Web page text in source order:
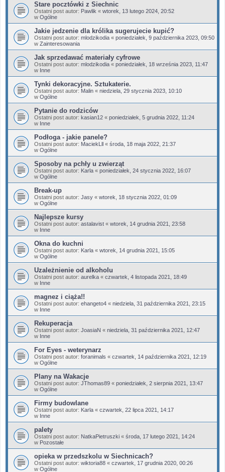
Stare pocztówki z Siechnic
Ostatni post autor: Pawlik « wtorek, 13 lutego 2024, 20:52
w Ogólne
Jakie jedzenie dla królika sugerujecie kupić?
Ostatni post autor: mlodzikodia « poniedziałek, 9 października 2023, 09:50
w Zainteresowania
Jak sprzedawać materiały cyfrowe
Ostatni post autor: mlodzikodia « poniedziałek, 18 września 2023, 11:47
w Inne
Tynki dekoracyjne. Sztukaterie.
Ostatni post autor: Malin « niedziela, 29 stycznia 2023, 10:10
w Ogólne
Pytanie do rodziców
Ostatni post autor: kasian12 « poniedziałek, 5 grudnia 2022, 11:24
w Inne
Podłoga - jakie panele?
Ostatni post autor: MaciekLll « środa, 18 maja 2022, 21:37
w Ogólne
Sposoby na pchły u zwierząt
Ostatni post autor: Karla « poniedziałek, 24 stycznia 2022, 16:07
w Ogólne
Break-up
Ostatni post autor: Jasy « wtorek, 18 stycznia 2022, 01:09
w Ogólne
Najlepsze kursy
Ostatni post autor: astalavist « wtorek, 14 grudnia 2021, 23:58
w Inne
Okna do kuchni
Ostatni post autor: Karla « wtorek, 14 grudnia 2021, 15:05
w Ogólne
Uzależnienie od alkoholu
Ostatni post autor: aurelka « czwartek, 4 listopada 2021, 18:49
w Inne
magnez i ciąża!!
Ostatni post autor: ehangeto4 « niedziela, 31 października 2021, 23:15
w Inne
Rekuperacja
Ostatni post autor: JoasiaN « niedziela, 31 października 2021, 12:47
w Inne
For Eyes - weterynarz
Ostatni post autor: foranimals « czwartek, 14 października 2021, 12:19
w Ogólne
Plany na Wakacje
Ostatni post autor: JThomas89 « poniedziałek, 2 sierpnia 2021, 13:47
w Ogólne
Firmy budowlane
Ostatni post autor: Karla « czwartek, 22 lipca 2021, 14:17
w Inne
palety
Ostatni post autor: NatkaPietruszki « środa, 17 lutego 2021, 14:24
w Pozostałe
opieka w przedszkolu w Siechnicach?
Ostatni post autor: wiktoria88 « czwartek, 17 grudnia 2020, 00:26
w Ogólne